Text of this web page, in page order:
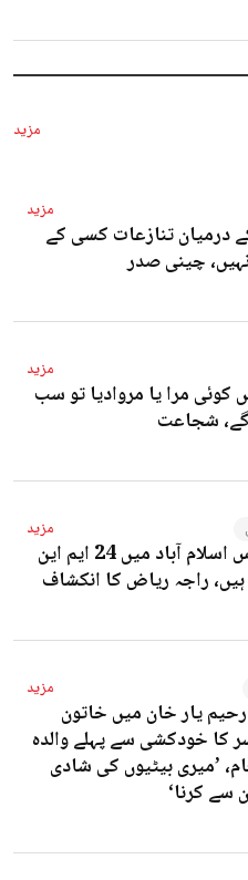
مزید
مزید
درمیان تنازعات کسی کے
چینی صدر
مزید
کوئی مرا یا مروادیا تو سب
شجاعت
مزید
سندھ ہاؤس اسلام آباد میں 24 ایم این
راجہ ریاض کا انکشاف
مزید
یار خان میں خاتون
کا خودکشی سے پہلے والدہ
’میری بیٹیوں کی شادی
سے کرنا‘